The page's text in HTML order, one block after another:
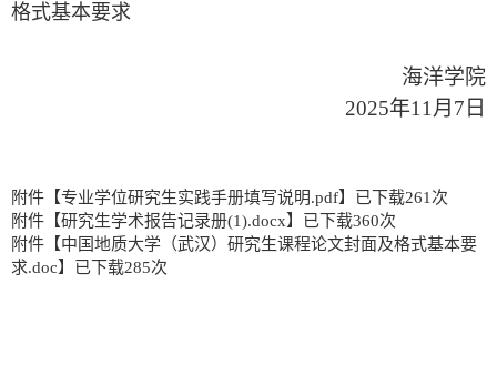
格式基本要求
海洋学院
2025年11月7日
附件【专业学位研究生实践手册填写说明.pdf】已下载261次
附件【研究生学术报告记录册(1).docx】已下载360次
附件【中国地质大学（武汉）研究生课程论文封面及格式基本要
求.doc】已下载285次